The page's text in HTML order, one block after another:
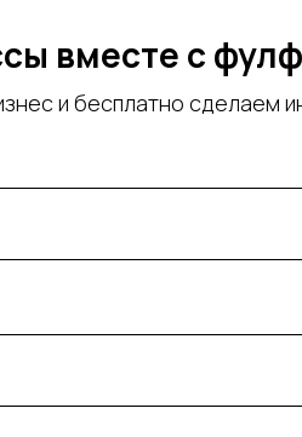
вместе с
и бесплатно сделаем